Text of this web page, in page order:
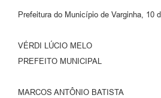
Prefeitura do Município de Varginha, 10
VÉRDI LÚCIO MELO
PREFEITO MUNICIPAL
MARCOS ANTÔNIO BATISTA